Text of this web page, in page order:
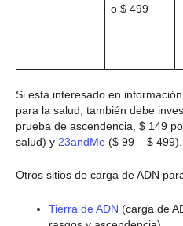
o $ 499
Si está interesado en
para la salud, también debe
prueba de ascendencia, $ 149
salud) y 23andMe ($ 99 – $ 499).
Otros sitios de carga de ADN
Tierra de ADN (carga de